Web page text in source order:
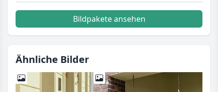
Bildpakete ansehen
Ähnliche Bilder